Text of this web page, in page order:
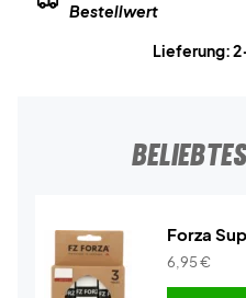
Bestellwert
Lieferung:
Forza
6,95€